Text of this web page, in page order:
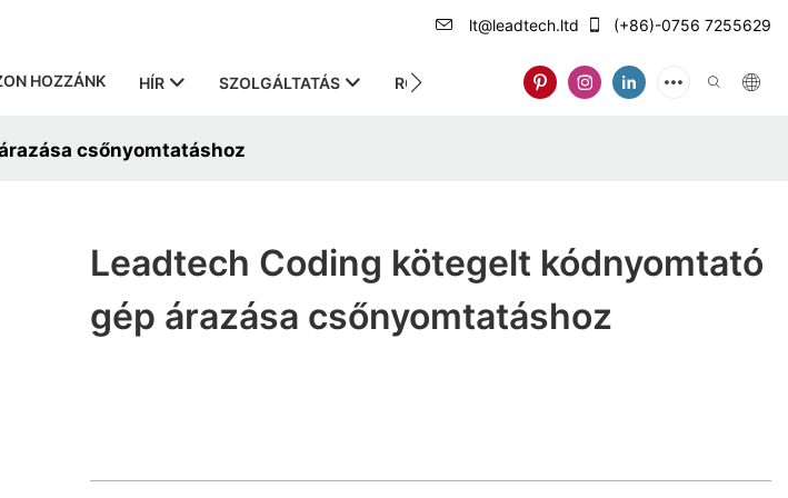
lt@leadtech.ltd (+86)-0756 7255629
HOZZÁNK HÍR SZOLGÁLTATÁS RÓLUNK
csőnyomtatáshoz
Leadtech Coding kötegelt kódnyomtató
gép árazása csőnyomtatáshoz